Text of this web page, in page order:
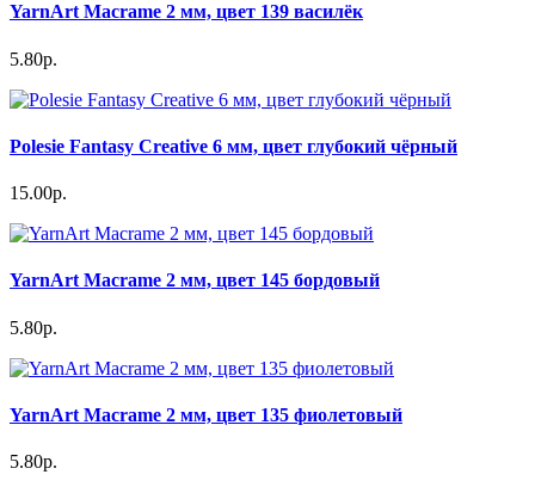
YarnArt Macrame 2 мм, цвет 139 василёк
5.80р.
Polesie Fantasy Creative 6 мм, цвет глубокий чёрный
15.00р.
YarnArt Macrame 2 мм, цвет 145 бордовый
5.80р.
YarnArt Macrame 2 мм, цвет 135 фиолетовый
5.80р.